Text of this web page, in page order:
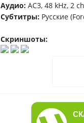
Аудио: AC3, 48 kHz, 2
Субтитры: Русские
Скриншоты: